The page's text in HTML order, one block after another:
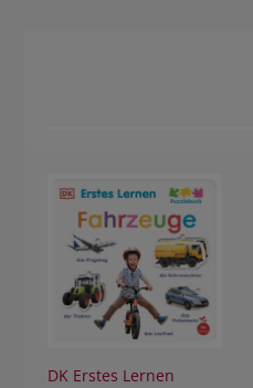
DK Erstes Lernen